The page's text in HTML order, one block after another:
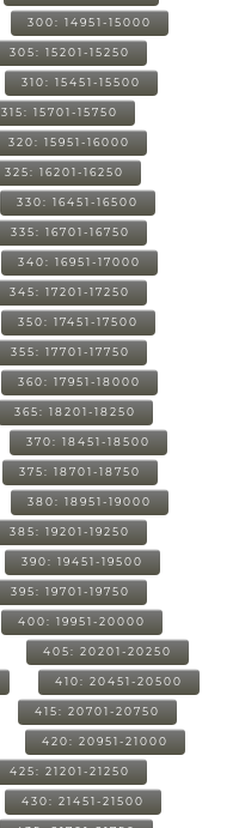
300: 14951-15000
305: 15201-15250
310: 15451-15500
315: 15701-15750
320: 15951-16000
325: 16201-16250
330: 16451-16500
335: 16701-16750
340: 16951-17000
345: 17201-17250
350: 17451-17500
355: 17701-17750
360: 17951-18000
365: 18201-18250
370: 18451-18500
375: 18701-18750
380: 18951-19000
385: 19201-19250
390: 19451-19500
395: 19701-19750
400: 19951-20000
405: 20201-20250
410: 20451-20500
415: 20701-20750
420: 20951-21000
425: 21201-21250
430: 21451-21500